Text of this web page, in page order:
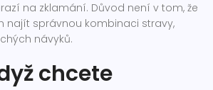
na zklamání. Důvod není v tom, že
najít správnou kombinaci stravy,
návyků.
chcete